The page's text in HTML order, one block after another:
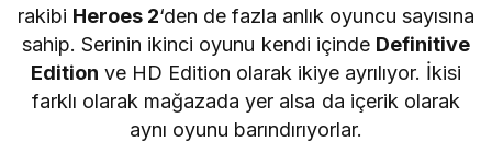
rakibi Heroes 2‘den de fazla anlık oyuncu sayısına
sahip. Serinin ikinci oyunu kendi içinde Definitive
Edition ve HD Edition olarak ikiye ayrılıyor. İkisi
farklı olarak mağazada yer alsa da içerik olarak
aynı oyunu barındırıyorlar.